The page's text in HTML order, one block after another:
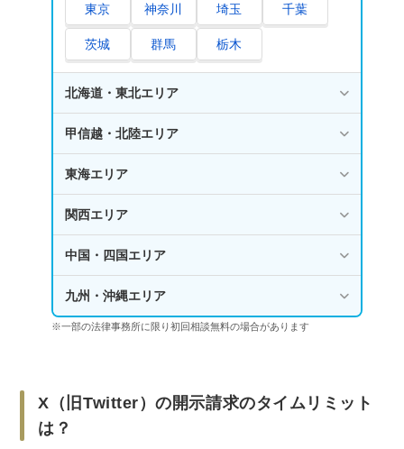
東京 神奈川 埼玉 千葉
茨城 群馬 栃木
北海道・東北エリア
甲信越・北陸エリア
東海エリア
関西エリア
中国・四国エリア
九州・沖縄エリア
※一部の法律事務所に限り初回相談無料の場合があります
X（旧Twitter）の開示請求のタイムリミット
は？